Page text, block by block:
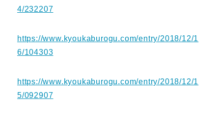
4/232207
https://www.kyoukaburogu.com/entry/2018/12/1
6/104303
https://www.kyoukaburogu.com/entry/2018/12/1
5/092907